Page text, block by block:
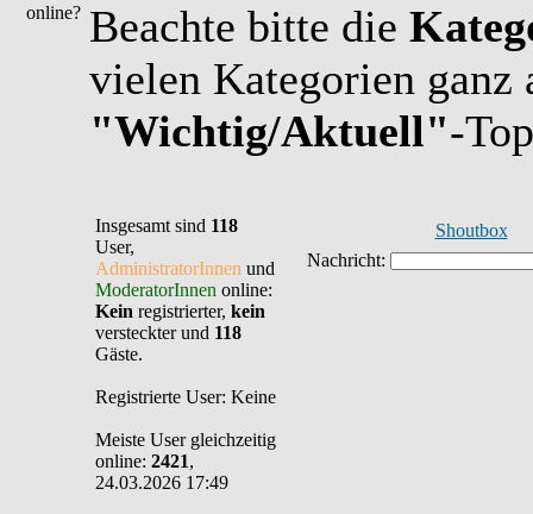
Beachte bitte die
vielen Kategorien ganz
"Wichtig/Aktuell"-
Insgesamt sind 118
User,
AdministratorInnen und
ModeratorInnen online:
Kein registrierter, kein
versteckter und 118
Gäste.
Registrierte User: Keine
Meiste User gleichzeitig
online: 2421,
24.03.2026 17:49
Shoutbox